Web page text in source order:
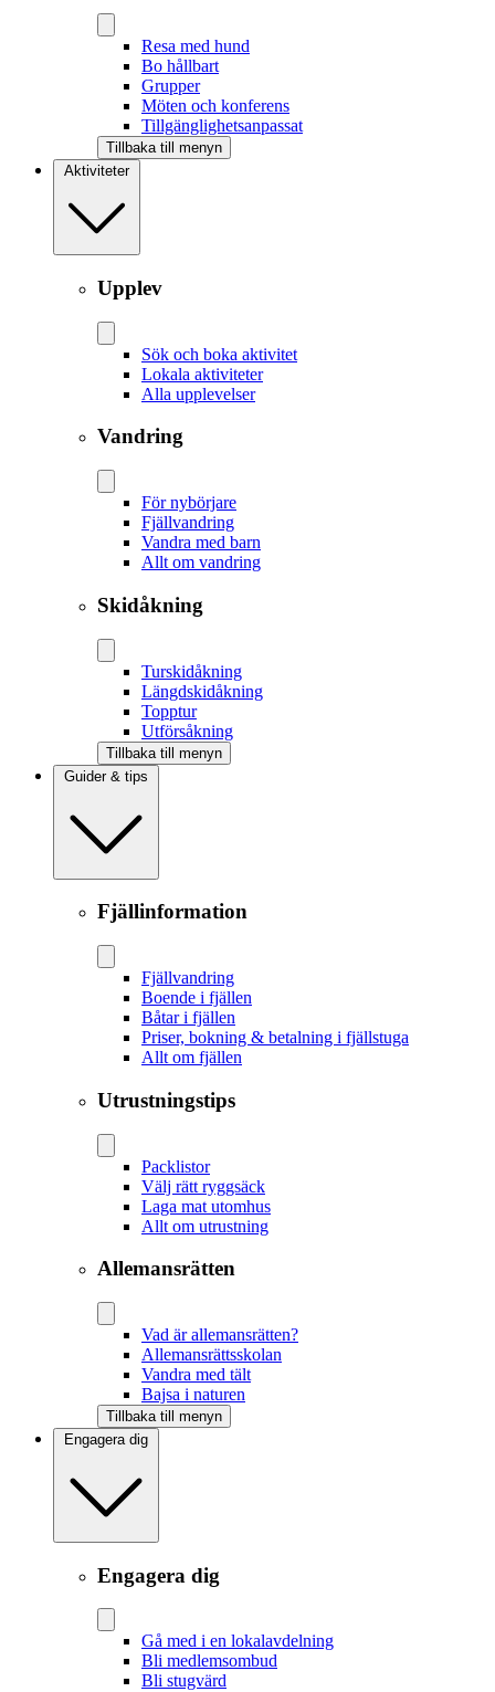
Resa med hund
Bo hållbart
Grupper
Möten och konferens
Tillgänglighetsanpassat
Tillbaka till menyn
Aktiviteter
Upplev
Sök och boka aktivitet
Lokala aktiviteter
Alla upplevelser
Vandring
För nybörjare
Fjällvandring
Vandra med barn
Allt om vandring
Skidåkning
Tur­skidåkning
Längd­skidåkning
Topptur
Utförsåkning
Tillbaka till menyn
Guider & tips
Fjällinformation
Fjällvandring
Boende i fjällen
Båtar i fjällen
Priser, bokning & betalning i fjällstuga
Allt om fjällen
Utrustningstips
Packlistor
Välj rätt ryggsäck
Laga mat utomhus
Allt om utrustning
Allemansrätten
Vad är allemansrätten?
Allemansrättsskolan
Vandra med tält
Bajsa i naturen
Tillbaka till menyn
Engagera dig
Engagera dig
Gå med i en lokalavdelning
Bli medlemsombud
Bli stugvärd